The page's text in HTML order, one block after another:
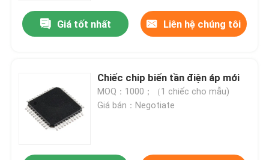
Giá tốt nhất Liên hệ chúng tôi
Chiếc chip biến tần điện áp mới
MOQ：1000；（1 chiếc cho mẫu)
Giá bán：Negotiate